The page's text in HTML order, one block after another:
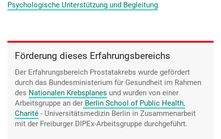
Psychologische Unterstützung und Begleitung
Förderung dieses Erfahrungsbereichs
Der Erfahrungsbereich Prostatakrebs wurde gefördert
durch das Bundesministerium für Gesundheit im Rahmen
des Nationalen Krebsplanes und wurden von einer
Arbeitsgruppe an der Berlin School of Public Health,
Charité - Universitätsmedizin Berlin in Zusammenarbeit
mit der Freiburger DIPEx-Arbeitsgruppe durchgeführt.